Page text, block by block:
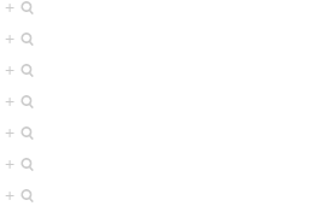
+
+
+
+
+
+
+